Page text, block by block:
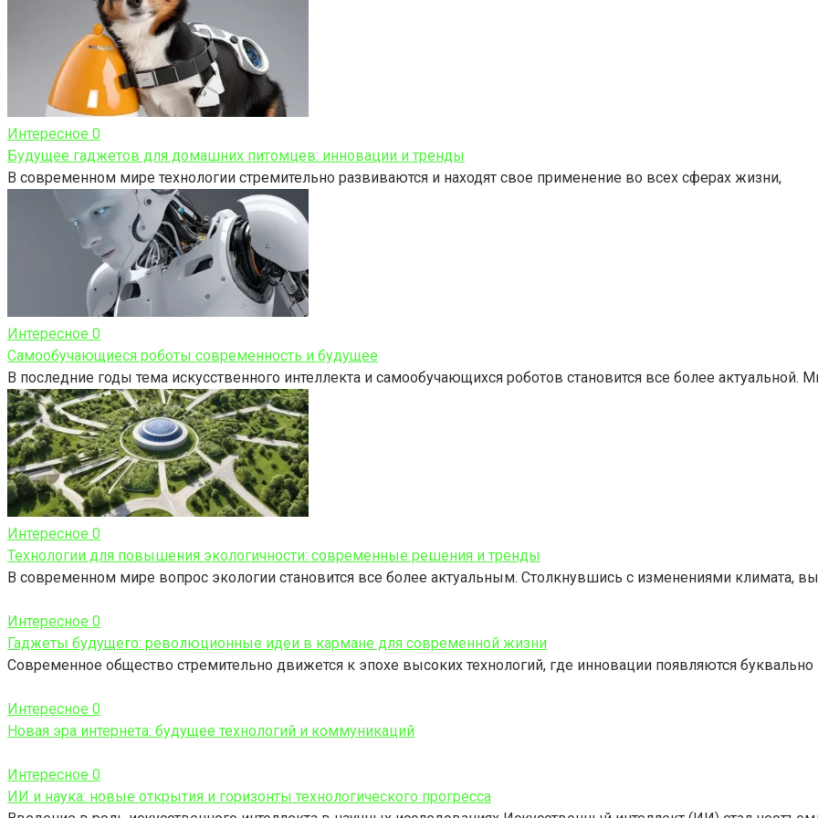
Интересное 0
Будущее гаджетов для домашних питомцев: инновации и тренды
В современном мире технологии стремительно развиваются и находят свое применение во всех сферах жизни,
Интересное 0
Самообучающиеся роботы современность и будущее
В последние годы тема искусственного интеллекта и самообучающихся роботов становится все более актуальной.
Интересное 0
Технологии для повышения экологичности: современные решения и тренды
В современном мире вопрос экологии становится все более актуальным. Столкнувшись с изменениями климата,
Интересное 0
Гаджеты будущего: революционные идеи в кармане для современной жизни
Современное общество стремительно движется к эпохе высоких технологий, где инновации появляются
Интересное 0
Новая эра интернета: будущее технологий и коммуникаций
Интересное 0
ИИ и наука: новые открытия и горизонты технологического прогресса